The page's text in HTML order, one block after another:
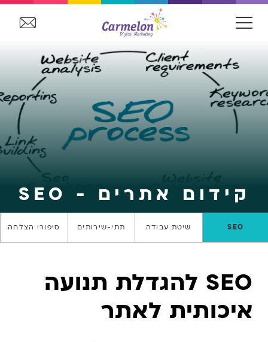
קידום אתרים - SEO
SEO שיטת עבודה תתי-שירותים סיפורי הצלחה
SEO להגדלת תנועה
איכותית לאתר